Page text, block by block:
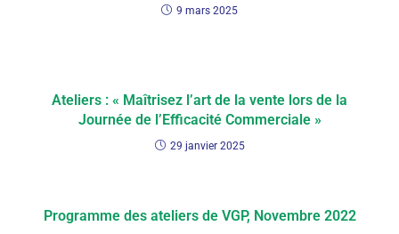
9 mars 2025
Ateliers : « Maîtrisez l’art de la vente lors de la
Journée de l’Efficacité Commerciale »
29 janvier 2025
Programme des ateliers de VGP, Novembre 2022